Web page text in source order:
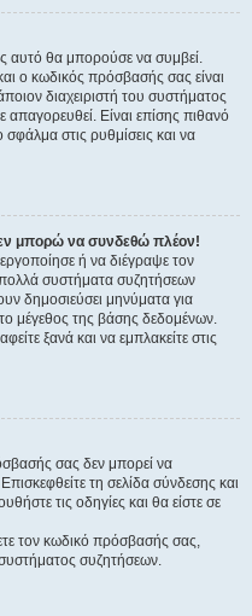
αυτό θα μπορούσε να συμβεί.
ο κωδικός πρόσβασής σας είναι
διαχειριστή του συστήματος
απαγορευθεί. Είναι επίσης πιθανό
σφάλμα στις ρυθμίσεις και να
μπορώ να συνδεθώ πλέον!
ή να διέγραψε τον
συστήματα συζητήσεων
δημοσιεύσει μηνύματα για
μέγεθος της βάσης δεδομένων.
ξανά και να εμπλακείτε στις
σας δεν μπορεί να
τη σελίδα σύνδεσης και
τις οδηγίες και θα είστε σε
τον κωδικό πρόσβασής σας,
συστήματος συζητήσεων.